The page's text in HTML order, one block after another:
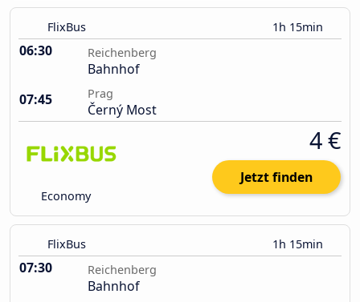
FlixBus 1h 15min
06:30 Reichenberg
Bahnhof
07:45
Prag
Černý Most
Economy
4 €
Jetzt finden
FlixBus 1h 15min
07:30 Reichenberg
Bahnhof